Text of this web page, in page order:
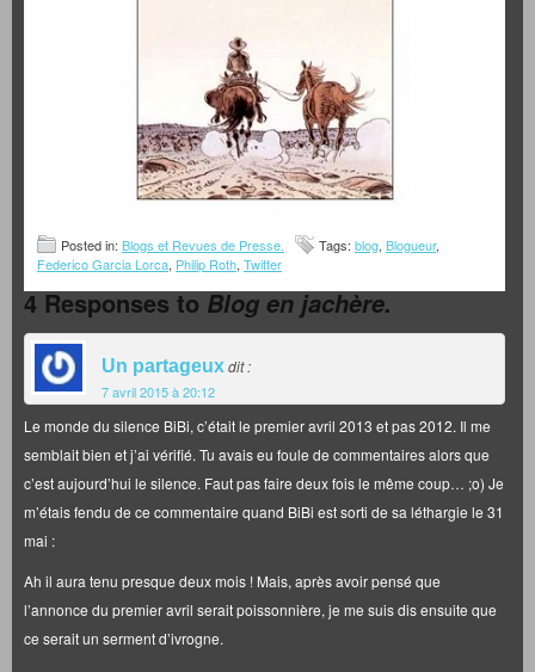
Posted in: Blogs et Revues de Presse. Tags: blog, Blogueur,
Federico Garcia Lorca, Philip Roth, Twitter
4 Responses toBlog en jachère.
Un partageuxdit :
7 avril 2015 à 20:12
Le monde du silence BiBi, c’était le premier avril 2013 et pas 2012. Il me
semblait bien et j’ai vérifié. Tu avais eu foule de commentaires alors que
c’est aujourd’hui le silence. Faut pas faire deux fois le même coup… ;o) Je
m’étais fendu de ce commentaire quand BiBi est sorti de sa léthargie le 31
mai :
Ah il aura tenu presque deux mois ! Mais, après avoir pensé que
l’annonce du premier avril serait poissonnière, je me suis dis ensuite que
ce serait un serment d’ivrogne.